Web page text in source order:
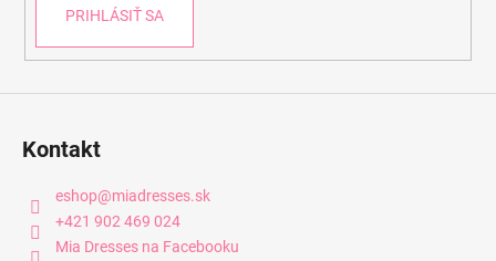
PRIHLÁSIŤ SA
Kontakt
eshop@miadresses.sk
+421 902 469 024
Mia Dresses na Facebooku